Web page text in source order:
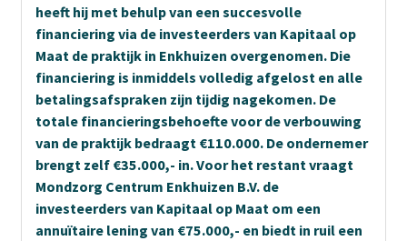
heeft hij met behulp van een succesvolle
financiering via de investeerders van Kapitaal op
Maat de praktijk in Enkhuizen overgenomen. Die
financiering is inmiddels volledig afgelost en alle
betalingsafspraken zijn tijdig nagekomen. De
totale financieringsbehoefte voor de verbouwing
van de praktijk bedraagt €110.000. De ondernemer
brengt zelf €35.000,- in. Voor het restant vraagt
Mondzorg Centrum Enkhuizen B.V. de
investeerders van Kapitaal op Maat om een
annuïtaire lening van €75.000,- en biedt in ruil een